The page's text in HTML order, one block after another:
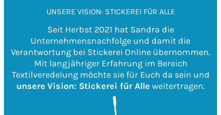
UNSERE VISION: STICKEREI FÜR ALLE
Seit Herbst 2021 hat Sandra die
Unternehmensnachfolge und damit die
Verantwortung bei Stickerei Online übernommen.
Mit langjähriger Erfahrung im Bereich
Textilveredelung möchte sie für Euch da sein und
unsere Vision: Stickerei für Alle weitertragen.